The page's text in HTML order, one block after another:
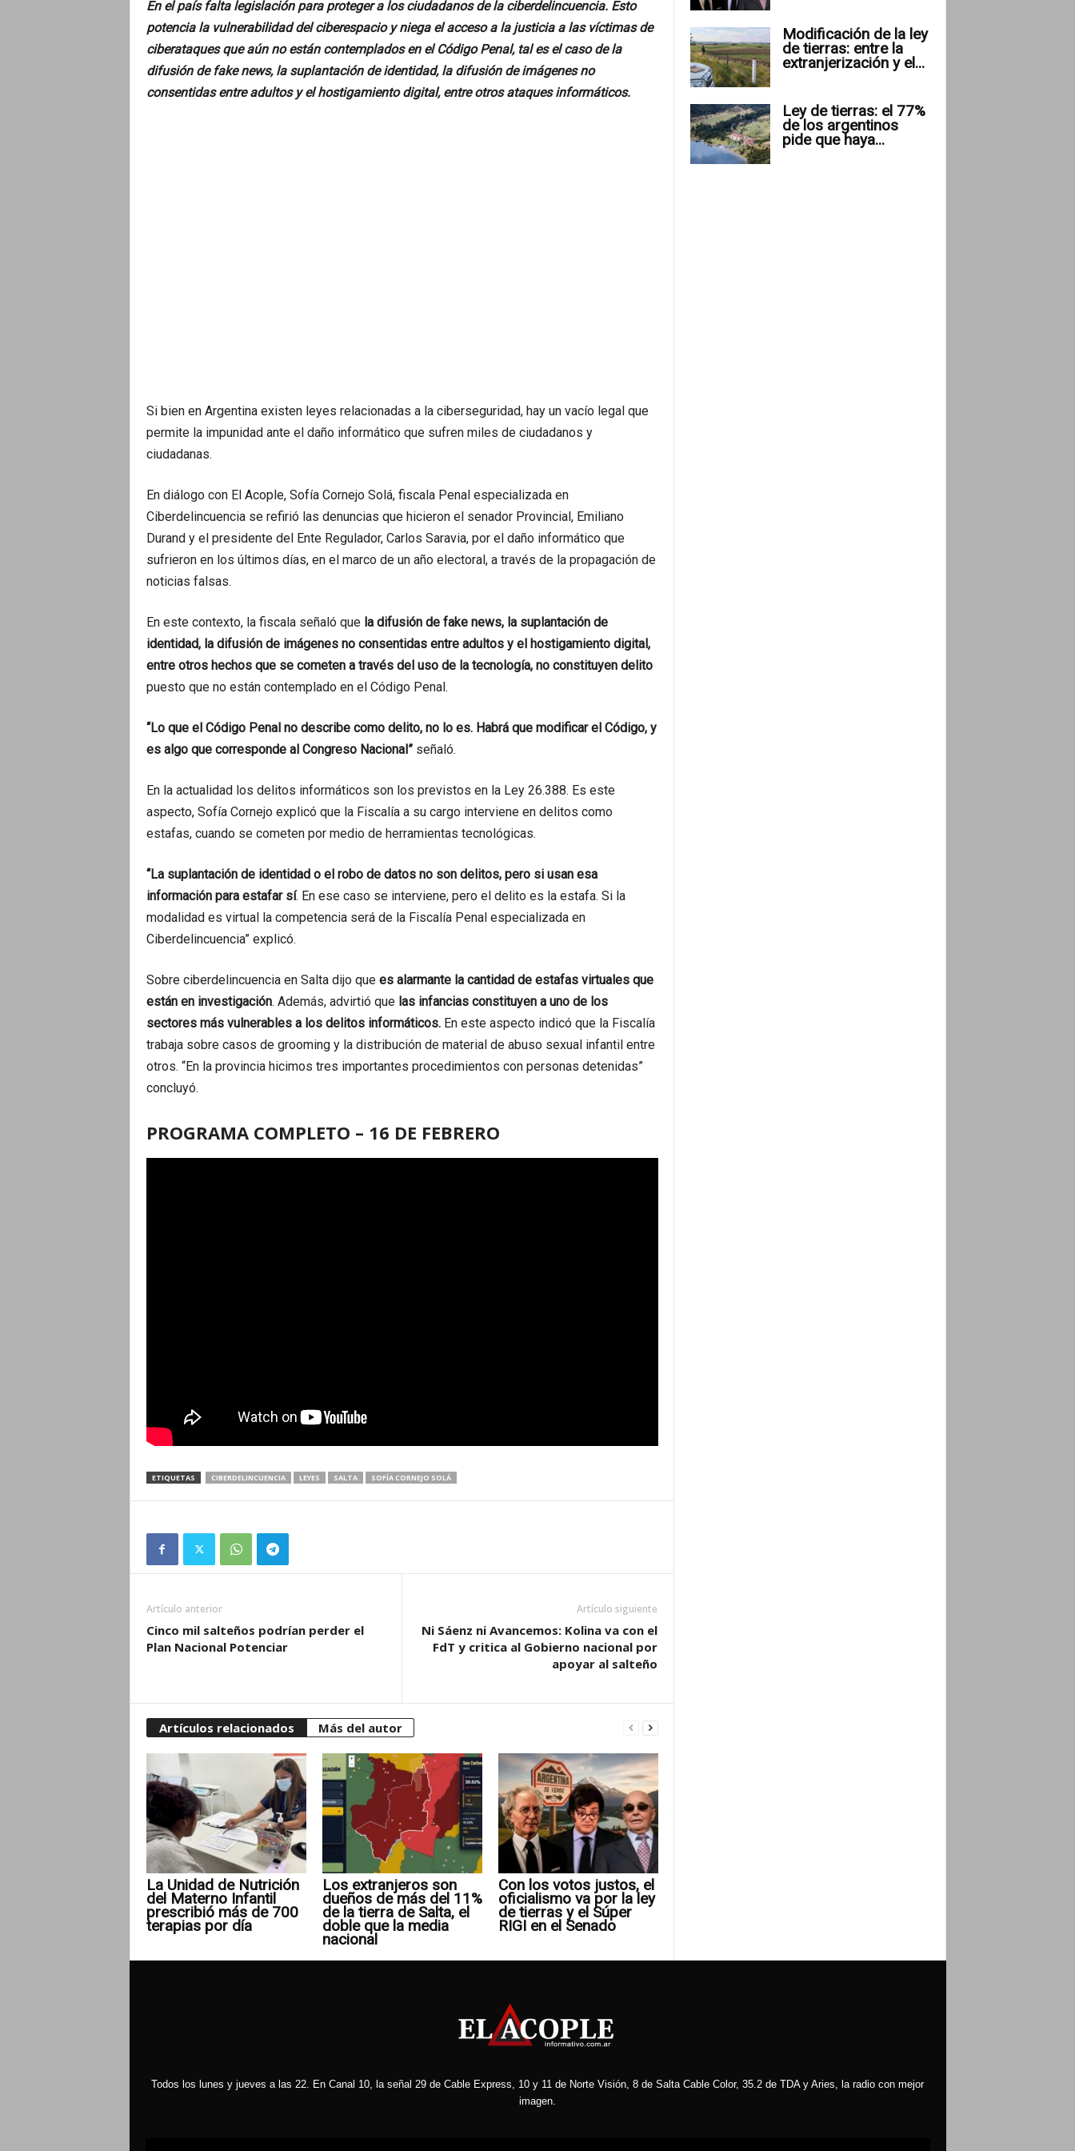
En el país falta legislación para proteger a los ciudadanos de la ciberdelincuencia. Esto
potencia la vulnerabilidad del ciberespacio y niega el acceso a la justicia a las víctimas de
ciberataques que aún no están contemplados en el Código Penal, tal es el caso de la
difusión de fake news, la suplantación de identidad, la difusión de imágenes no
consentidas entre adultos y el hostigamiento digital, entre otros ataques informáticos.
Si bien en Argentina existen leyes relacionadas a la ciberseguridad, hay un vacío legal que
permite la impunidad ante el daño informático que sufren miles de ciudadanos y
ciudadanas.
En diálogo con El Acople, Sofía Cornejo Solá, fiscala Penal especializada en
Ciberdelincuencia se refirió las denuncias que hicieron el senador Provincial, Emiliano
Durand y el presidente del Ente Regulador, Carlos Saravia, por el daño informático que
sufrieron en los últimos días, en el marco de un año electoral, a través de la propagación de
noticias falsas.
En este contexto, la fiscala señaló que la difusión de fake news, la suplantación de
identidad, la difusión de imágenes no consentidas entre adultos y el hostigamiento digital,
entre otros hechos que se cometen a través del uso de la tecnología, no constituyen delito
puesto que no están contemplado en el Código Penal.
“Lo que el Código Penal no describe como delito, no lo es. Habrá que modificar el Código, y
es algo que corresponde al Congreso Nacional”señaló.
En la actualidad los delitos informáticos son los previstos en la Ley 26.388. Es este
aspecto, Sofía Cornejo explicó que la Fiscalía a su cargo interviene en delitos como
estafas, cuando se cometen por medio de herramientas tecnológicas.
“La suplantación de identidad o el robo de datos no son delitos, pero si usan esa
información para estafar sí. En ese caso se interviene, pero el delito es la estafa. Si la
modalidad es virtual la competencia será de la Fiscalía Penal especializada en
Ciberdelincuencia” explicó.
Sobre ciberdelincuencia en Salta dijo que es alarmante la cantidad de estafas virtuales que
están en investigación. Además, advirtió que las infancias constituyen a uno de los
sectores más vulnerables a los delitos informáticos.En este aspecto indicó que la Fiscalía
trabaja sobre casos de grooming y la distribución de material de abuso sexual infantil entre
otros. “En la provincia hicimos tres importantes procedimientos con personas detenidas”
concluyó.
PROGRAMA COMPLETO – 16 DE FEBRERO
ETIQUETAS CIBERDELINCUENCIA LEYES SALTA SOFÍA CORNEJO SOLÁ
Artículo anterior
Cinco mil salteños podrían perder el
Plan Nacional Potenciar
Artículo siguiente
Ni Sáenz ni Avancemos: Kolina va con el
FdT y critica al Gobierno nacional por
apoyar al salteño
Artículos relacionados Más del autor
La Unidad de Nutrición
del Materno Infantil
prescribió más de 700
terapias por día
Los extranjeros son
dueños de más del 11%
de la tierra de Salta, el
doble que la media
nacional
Con los votos justos, el
oficialismo va por la ley
de tierras y el Súper
RIGI en el Senado
Modificación de la ley
de tierras: entre la
extranjerización y el...
Ley de tierras: el 77%
de los argentinos
pide que haya...
Todos los lunes y jueves a las 22. En Canal 10, la señal 29 de Cable Express, 10 y 11 de Norte Visión, 8 de Salta Cable Color, 35.2 de TDA y Aries, la radio con mejor
imagen.